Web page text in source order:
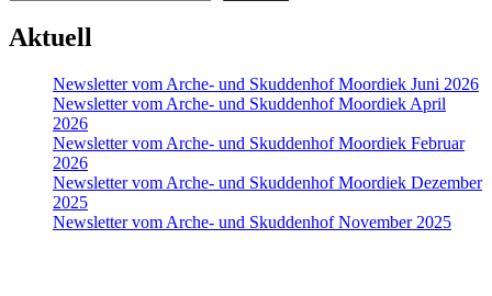
Aktuell
Newsletter vom Arche- und Skuddenhof Moordiek Juni 2026
Newsletter vom Arche- und Skuddenhof Moordiek April
2026
Newsletter vom Arche- und Skuddenhof Moordiek Februar
2026
Newsletter vom Arche- und Skuddenhof Moordiek Dezember
2025
Newsletter vom Arche- und Skuddenhof November 2025